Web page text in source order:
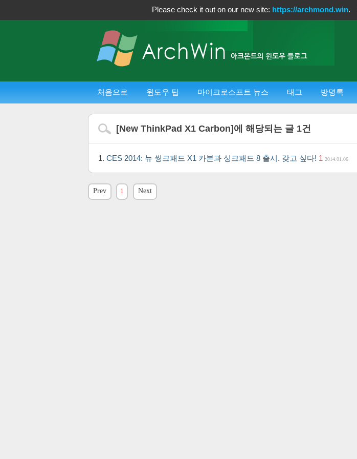
Please check it out on our new site: https://archmond.win.
처음으로 윈도우 팁 마이크로소프트 뉴스 태그 방명록
[New ThinkPad X1 Carbon]에 해당되는 글 1건
CES 2014: 뉴 씽크패드 X1 카본과 싱크패드 8 출시. 갖고 싶다! 1 2014.01.06
Prev 1 Next